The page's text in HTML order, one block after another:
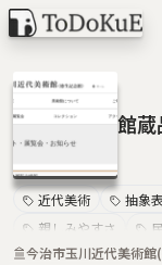
館蔵
近代美術 抽象
親しみやすさ
今治市玉川近代美術館